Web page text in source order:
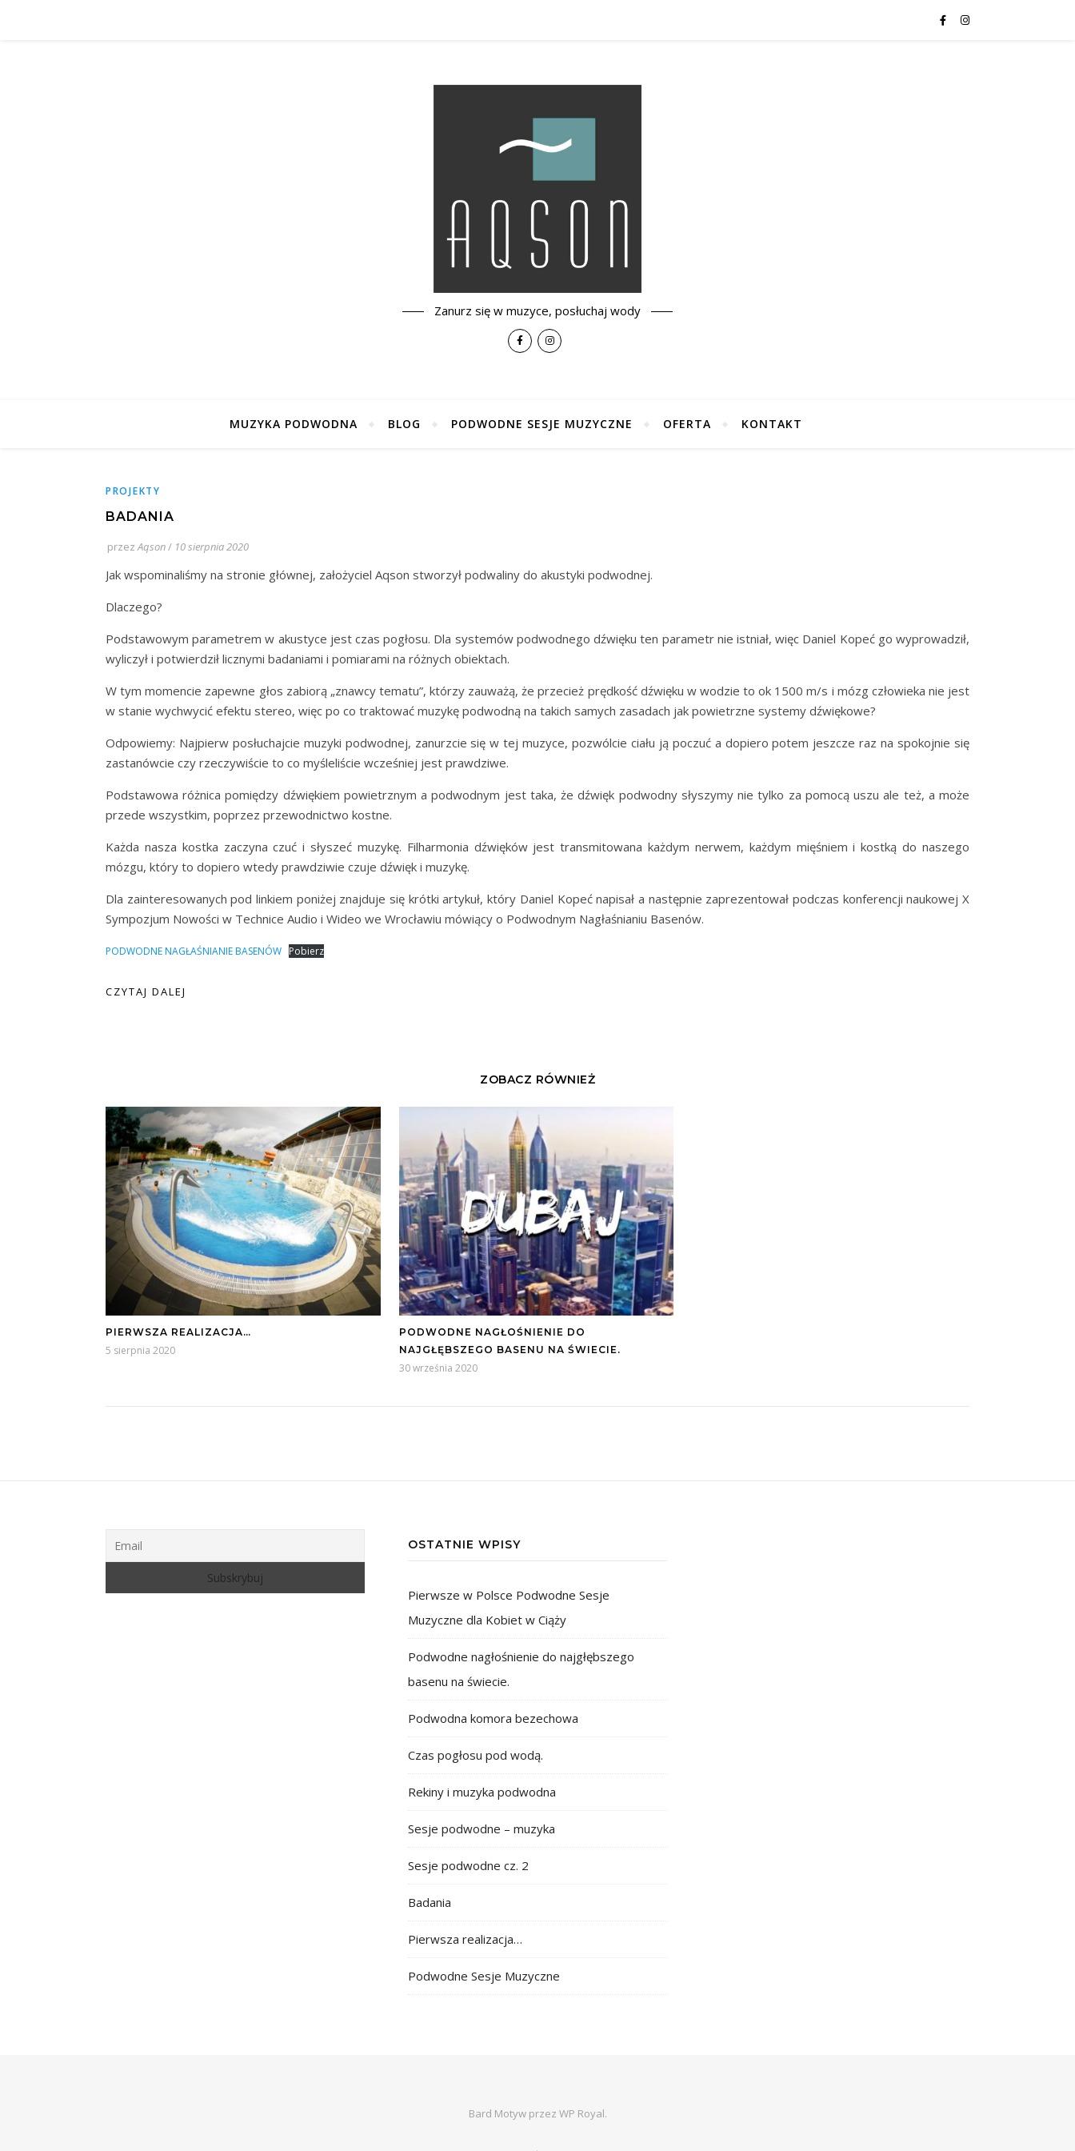
Zanurz się w muzyce, posłuchaj wody
MUZYKA PODWODNA BLOG PODWODNE SESJE MUZYCZNE OFERTA KONTAKT
PROJEKTY
BADANIA
przez Aqson/ 10 sierpnia 2020
Jak wspominaliśmy na stronie głównej, założyciel Aqson stworzył podwaliny do akustyki podwodnej.
Dlaczego?
Podstawowym parametrem w akustyce jest czas pogłosu. Dla systemów podwodnego dźwięku ten parametr nie istniał, więc Daniel Kopeć go wyprowadził,
wyliczył i potwierdził licznymi badaniami i pomiarami na różnych obiektach.
W tym momencie zapewne głos zabiorą „znawcy tematu”, którzy zauważą, że przecież prędkość dźwięku w wodzie to ok 1500 m/s i mózg człowieka nie jest
w stanie wychwycić efektu stereo, więc po co traktować muzykę podwodną na takich samych zasadach jak powietrzne systemy dźwiękowe?
Odpowiemy: Najpierw posłuchajcie muzyki podwodnej, zanurzcie się w tej muzyce, pozwólcie ciału ją poczuć a dopiero potem jeszcze raz na spokojnie się
zastanówcie czy rzeczywiście to co myśleliście wcześniej jest prawdziwe.
Podstawowa różnica pomiędzy dźwiękiem powietrznym a podwodnym jest taka, że dźwięk podwodny słyszymy nie tylko za pomocą uszu ale też, a może
przede wszystkim, poprzez przewodnictwo kostne.
Każda nasza kostka zaczyna czuć i słyszeć muzykę. Filharmonia dźwięków jest transmitowana każdym nerwem, każdym mięśniem i kostką do naszego
mózgu, który to dopiero wtedy prawdziwie czuje dźwięk i muzykę.
Dla zainteresowanych pod linkiem poniżej znajduje się krótki artykuł, który Daniel Kopeć napisał a następnie zaprezentował podczas konferencji naukowej X
Sympozjum Nowości w Technice Audio i Wideo we Wrocławiu mówiący o Podwodnym Nagłaśnianiu Basenów.
PODWODNE NAGŁAŚNIANIE BASENÓW Pobierz
CZYTAJ DALEJ
ZOBACZ RÓWNIEŻ
PIERWSZA REALIZACJA…
5 sierpnia 2020
PODWODNE NAGŁOŚNIENIE DO
NAJGŁĘBSZEGO BASENU NA ŚWIECIE.
30 września 2020
OSTATNIE WPISY
Pierwsze w Polsce Podwodne Sesje
Muzyczne dla Kobiet w Ciąży
Podwodne nagłośnienie do najgłębszego
basenu na świecie.
Podwodna komora bezechowa
Czas pogłosu pod wodą.
Rekiny i muzyka podwodna
Sesje podwodne – muzyka
Sesje podwodne cz. 2
Badania
Pierwsza realizacja…
Podwodne Sesje Muzyczne
Bard Motyw przez WP Royal.